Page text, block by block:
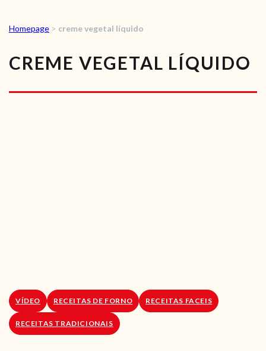
RECEITAS
VÍDEOS
RECEITAS VEGGIE
Homepage > creme vegetal líquido
CREME VEGETAL LÍQUIDO
VÍDEO RECEITAS DE FORNO RECEITAS FACEIS
RECEITAS TRADICIONAIS